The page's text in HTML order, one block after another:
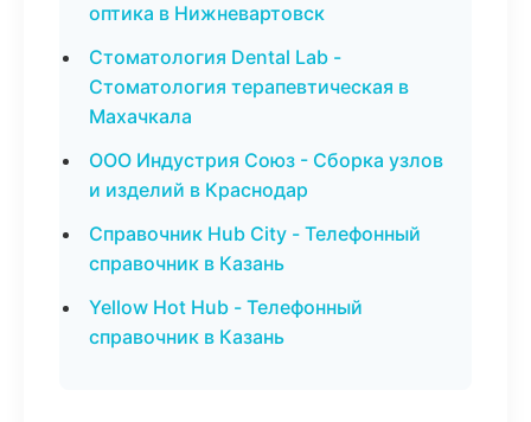
оптика в Нижневартовск
Стоматология Dental Lab -
Стоматология терапевтическая в
Махачкала
ООО Индустрия Союз - Сборка узлов
и изделий в Краснодар
Справочник Hub City - Телефонный
справочник в Казань
Yellow Hot Hub - Телефонный
справочник в Казань